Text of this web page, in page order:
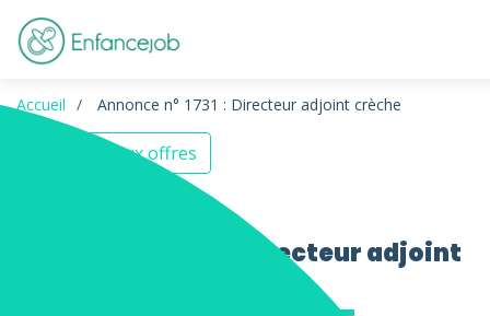
Accueil Annonce n° 1731 : Directeur adjoint crèche
Retour aux offres
Offres d’emploi Directeur adjoint